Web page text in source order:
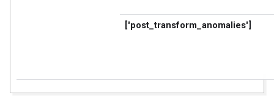
['post_transform_anomalies']